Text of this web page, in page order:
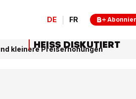
DE FR
kleinere Preiserhöhungen
HEISS DISKUTIERT